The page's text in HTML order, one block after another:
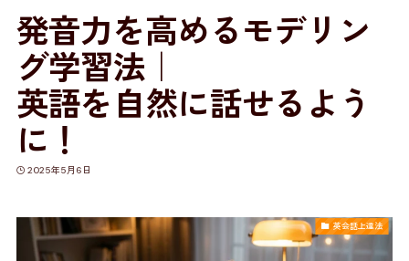
発音力を高めるモデリン
グ学習法｜
英語を自然に話せるよう
に！
2025年5月6日
英会話上達法